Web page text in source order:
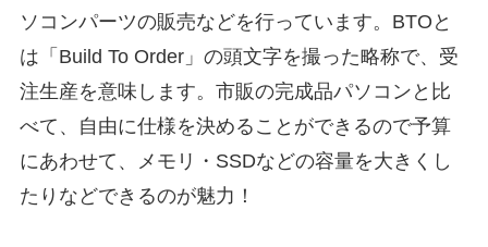
ソコンパーツの販売などを行っています。BTOと
は「Build To Order」の頭文字を撮った略称で、受
注生産を意味します。市販の完成品パソコンと比
べて、自由に仕様を決めることができるので予算
にあわせて、メモリ・SSDなどの容量を大きくし
たりなどできるのが魅力！